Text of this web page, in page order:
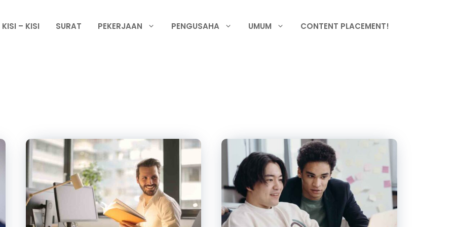
KISI – KISI SURAT PEKERJAAN PENGUSAHA UMUM CONTENT PLACEMENT!